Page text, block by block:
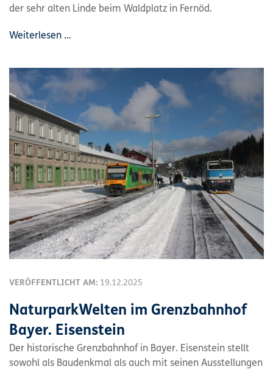
der sehr alten Linde beim Waldplatz in Fernöd.
Weiterlesen …
VERÖFFENTLICHT AM: 19.12.2025
NaturparkWelten im Grenzbahnhof
Bayer. Eisenstein
Der historische Grenzbahnhof in Bayer. Eisenstein stellt
sowohl als Baudenkmal als auch mit seinen Ausstellungen